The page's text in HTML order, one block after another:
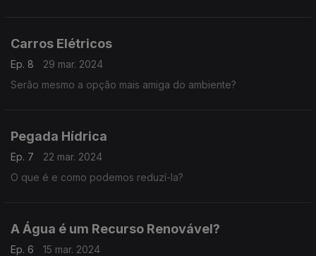
Carros Elétricos
Ep. 8
29 mar. 2024
Serão mesmo a opção mais amiga do ambiente?
Pegada Hídrica
Ep. 7
22 mar. 2024
O que é e como podemos reduzí-la?
A Água é um Recurso Renovável?
Ep. 6
15 mar. 2024